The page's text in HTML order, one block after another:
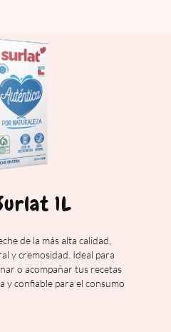
1L
de la más alta calidad,
y cremosidad. Ideal para
o acompañar tus recetas
confiable para el consumo